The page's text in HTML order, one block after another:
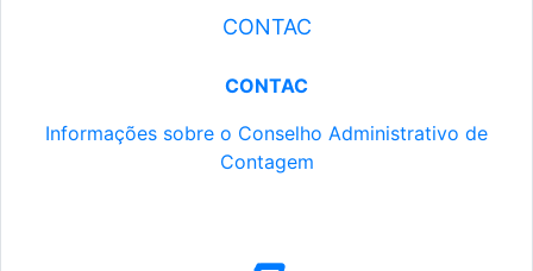
CONTAC
CONTAC
Informações sobre o Conselho Administrativo de
Contagem